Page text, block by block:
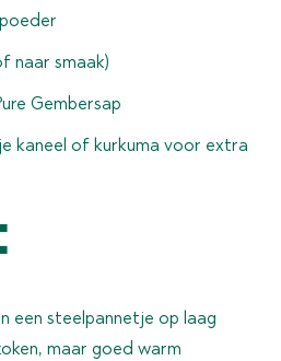
naar smaak)
Gembersap
kaneel of kurkuma voor extra
een steelpannetje op laag
maar goed warm